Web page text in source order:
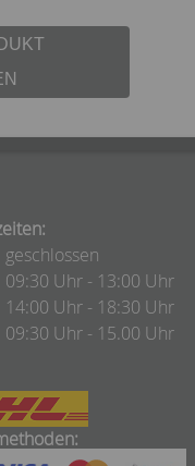
geschlossen
09:30 Uhr - 13:00 Uhr
14:00 Uhr - 18:30 Uhr
09:30 Uhr - 15.00 Uhr